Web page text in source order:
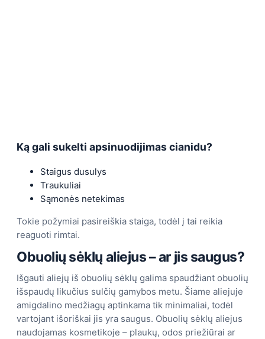
Ką gali sukelti apsinuodijimas cianidu?
Staigus dusulys
Traukuliai
Sąmonės netekimas
Tokie požymiai pasireiškia staiga, todėl į tai reikia
reaguoti rimtai.
Obuolių sėklų aliejus – ar jis saugus?
Išgauti aliejų iš obuolių sėklų galima spaudžiant obuolių
išspaudų likučius sulčių gamybos metu. Šiame aliejuje
amigdalino medžiagų aptinkama tik minimaliai, todėl
vartojant išoriškai jis yra saugus. Obuolių sėklų aliejus
naudojamas kosmetikoje – plaukų, odos priežiūrai ar